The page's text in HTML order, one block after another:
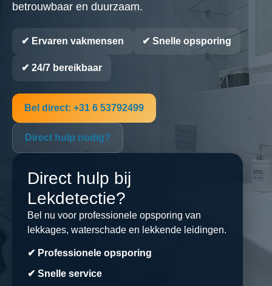
betrouwbaar en duurzaam.
✔ Ervaren vakmensen ✔ Snelle opsporing
✔ 24/7 bereikbaar
Bel direct: +31 6 53792499
Direct hulp nodig?
Direct hulp bij
Lekdetectie?
Bel nu voor professionele opsporing van
lekkages, waterschade en lekkende leidingen.
✔ Professionele opsporing
✔ Snelle service